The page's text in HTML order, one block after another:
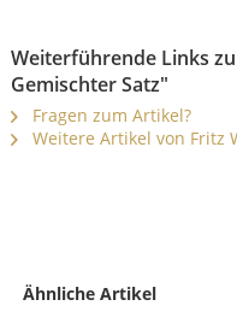
Weiterführende Links
Gemischter Satz"
Fragen zum Artikel?
Weitere Artikel von Fritz
Ähnliche Artikel